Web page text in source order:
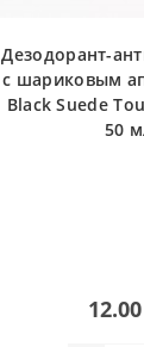
Дезодорант-
с шариковым
Black Suede
50